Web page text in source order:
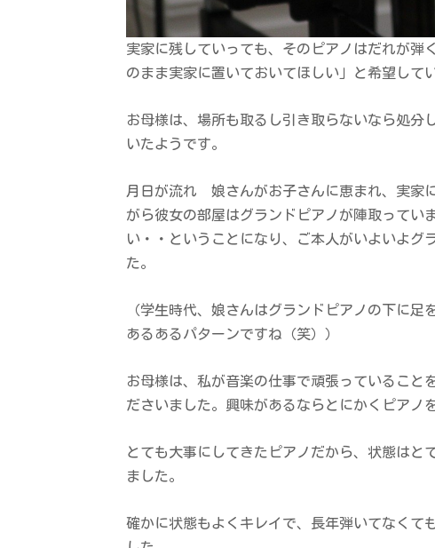
実家に残していっても、そのピアノはだれが弾
のまま実家に置いておいてほしい」と希望して
お母様は、場所も取るし引き取らないなら処分
いたようです。
月日が流れ 娘さんがお子さんに恵まれ、実家
がら彼女の部屋はグランドピアノが陣取ってい
い・・ということになり、ご本人がいよいよグ
た。
（学生時代、娘さんはグランドピアノの下に足
あるあるパターンですね（笑））
お母様は、私が音楽の仕事で頑張っていること
ださいました。興味があるならとにかくピアノ
とても大事にしてきたピアノだから、状態はと
ました。
確かに状態もよくキレイで、長年弾いてなくて